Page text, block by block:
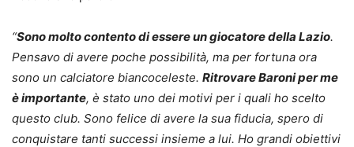
“Sono molto contento di essere un giocatore della Lazio.
Pensavo di avere poche possibilità, ma per fortuna ora
sono un calciatore biancoceleste. Ritrovare Baroni per me
è importante, è stato uno dei motivi per i quali ho scelto
questo club. Sono felice di avere la sua fiducia, spero di
conquistare tanti successi insieme a lui. Ho grandi obiettivi